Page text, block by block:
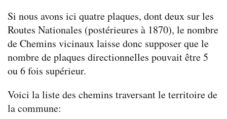
Si nous avons ici quatre plaques, dont deux sur les
Routes Nationales (postérieures à 1870), le nombre
de Chemins vicinaux laisse donc supposer que le
nombre de plaques directionnelles pouvait être 5
ou 6 fois supérieur.
Voici la liste des chemins traversant le territoire de
la commune: